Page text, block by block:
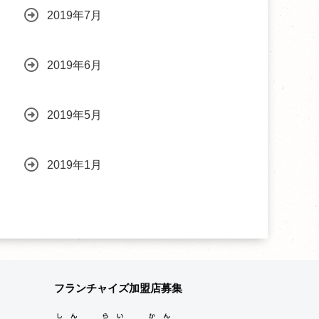
2019年7月
2019年6月
2019年5月
2019年1月
フランチャイズ加盟店募集